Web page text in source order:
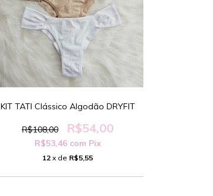
KIT TATI Clássico Algodão DRYFIT
R$108,00 R$54,00
R$53,46 com Pix
12 x de R$5,55